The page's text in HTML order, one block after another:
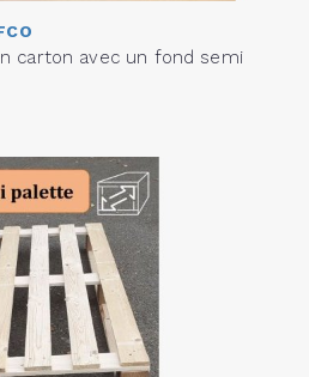
carton avec un fond semi